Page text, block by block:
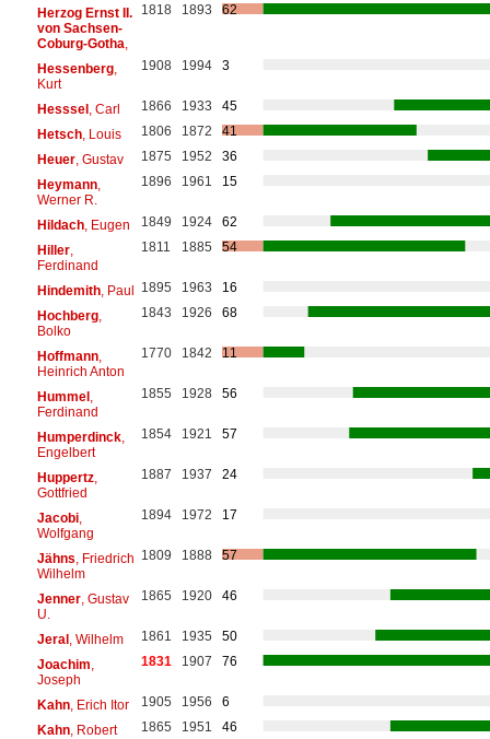
Herzog Ernst II.
von Sachsen-
Coburg-Gotha
1818 1893 62
Hessenberg,
Kurt
1908 1994 3
Hesssel, Carl 1866 1933
45
Hetsch, Louis 1806 1872
41
Heuer, Gustav 1875 1952
36
Heymann,
Werner R.
1896 1961 15
Hildach, Eugen 1849 1924
62
Hiller,
Ferdinand
1811 1885 54
Hindemith, Paul 1895 1963
16
Hochberg,
Bolko
1843 1926 68
Hoffmann,
Heinrich Anton
1770 1842 11
Hummel,
Ferdinand
1855 1928 56
Humperdinck,
Engelbert
1854 1921 57
Huppertz,
Gottfried
1887 1937 24
Jacobi,
Wolfgang
1894 1972 17
Jähns , Friedrich
Wilhelm
1809 1888 57
Jenner, Gustav
U.
1865 1920 46
Jeral, Wilhelm 1861 1935
50
Joachim
Joseph
1831 1907 76
Kahn, Erich Itor 1905 1956
6
Kahn, Robert 1865 1951
46